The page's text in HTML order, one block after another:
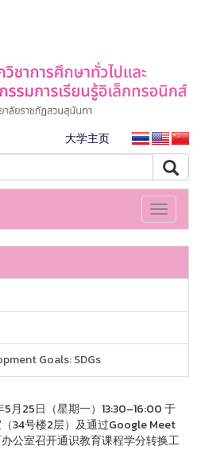
大学主页
Toggle
Goals: SDGs
月25日（星期一）13:30–16:00 于
34号楼2层）及通过Google Meet
公室召开通识教育课程学分转换工